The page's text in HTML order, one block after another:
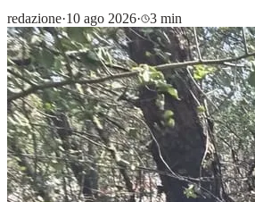
redazione·10 ago 2026· 3 min